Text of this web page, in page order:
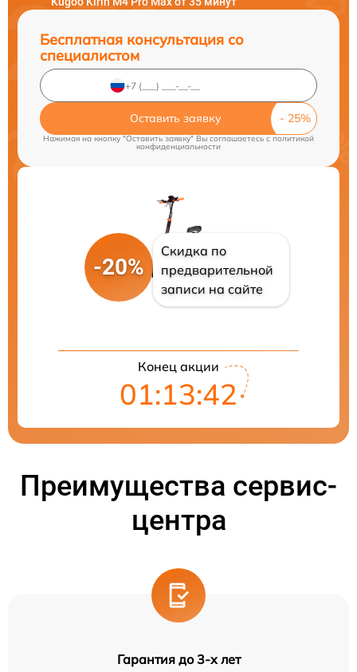
Бесплатная консультация со
специалистом
Оставить заявку
Нажимая на кнопку "Оставить заявку" Вы соглашаетесь cполитикой
конфиденциальности
-20%
Скидка по
предварительной
записи на сайте
Конец акции
01:13:41
Преимущества сервис-
центра
Гарантия до 3-х лет